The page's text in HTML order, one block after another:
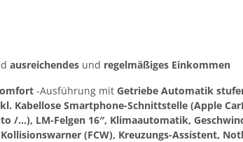
ausreichendes und regelmäßiges Einkommen
-Ausführung mit Getriebe Automatik
Kabellose Smartphone-Schnittstelle (Apple
/…), LM-Felgen 16″, Klimaautomatik,
(FCW), Kreuzungs-Assistent,